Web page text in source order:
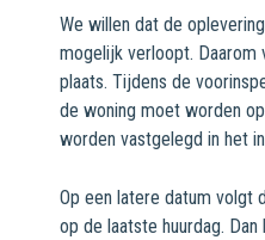
We willen dat de
mogelijk verloopt. Daarom
plaats. Tijdens de
de woning moet worden
worden vastgelegd in het
Op een latere datum volgt
op de laatste huurdag.